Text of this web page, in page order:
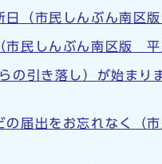
日（市民しんぶん南
市民しんぶん南区版
の引き落し）が始ま
の届出をお忘れなく